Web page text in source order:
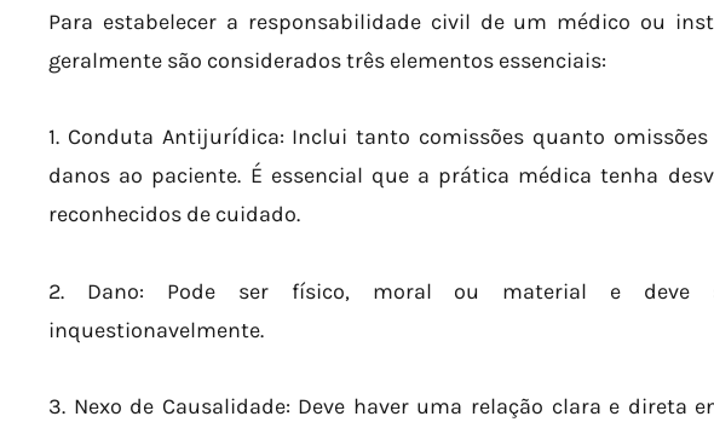
Para estabelecer a responsabilidade civil de um médico ou
geralmente são considerados três elementos essenciais:
1. Conduta Antijurídica: Inclui tanto comissões quanto
danos ao paciente. É essencial que a prática médica tenha
reconhecidos de cuidado.
2. Dano: Pode ser físico, moral ou material e deve
inquestionavelmente.
3. Nexo de Causalidade: Deve haver uma relação clara e direta